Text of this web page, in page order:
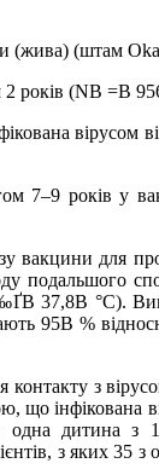
(жива) (штам
років (NВ =В
7–9 років
вакцини для
подальшого
37,8В °C).
95В %
контакту з
що
одна
з яких